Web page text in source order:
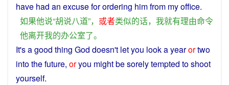
have had an excuseforordering himfrom myoffice.
如果他说“胡说八道”， 或者类似的话， 我就有理由命令
他离开我的办公室了。
It'sagood thing God doesn't letyou lookayearortwo
into the future, oryou mightbesorelytempted toshoot
yourself.